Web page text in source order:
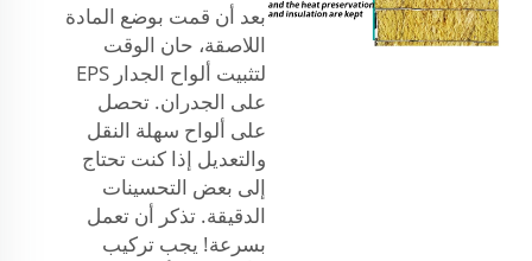
بعد أن قمت بوضع المادة
اللاصقة، حان الوقت
لتثبيت ألواح الجدار EPS
على الجدران. تحصل
على ألواح سهلة النقل
والتعديل إذا كنت تحتاج
إلى بعض التحسينات
الدقيقة. تذكر أن تعمل
بسرعة! يجب تركيب